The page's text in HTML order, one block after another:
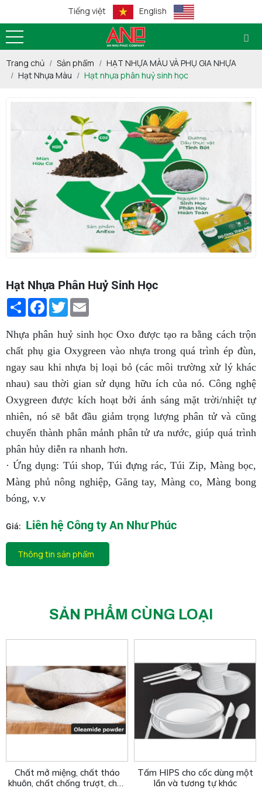
Tiếng việt English
Trang chủ Sản phẩm
HẠT NHỰA MÀU VÀ PHỤ GIA NHỰA
Hạt Nhựa Màu
Hạt nhựa phân huỷ sinh học
Hạt Nhựa Phân Huỷ Sinh Học
Share Facebook
Twitter
Nhựa phân huỷ sinh học Oxo được tạo ra bằng cách trộn
chất phụ gia Oxygreen vào nhựa trong quá trình ép đùn,
ngay sau khi nhựa bị loại bỏ (các môi trường xử lý khác
nhau) sau thời gian sử dụng hữu ích của nó. Công nghệ
Oxygreen được kích hoạt bởi ánh sáng mặt trời/nhiệt tự
nhiên, nó sẽ bắt đầu giảm trọng lượng phân tử và cũng
chuyển thành phân mảnh phân tử ưa nước, giúp quá trình
phân hủy diễn ra nhanh hơn.
· Ứng dụng: Túi shop, Túi đựng rác, Túi Zip, Màng bọc,
Màng phủ nông nghiệp, Găng tay, Màng co, Màng bong
bóng, v.v
Giá: Liên hệ Công ty An Như Phúc
Thông tin sản phẩm
SẢN PHẨM CÙNG LOẠI
Chất mở miệng, chất tháo
khuôn, chất chống trượt, chất
Tấm HIPS cho cốc dùng một
lần và tương tự khác